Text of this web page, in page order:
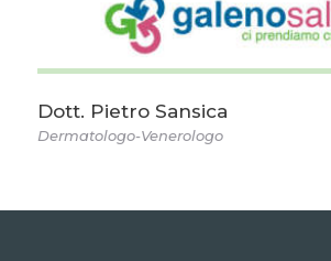
Dott. Pietro Sansica
Dermatologo-Venerologo